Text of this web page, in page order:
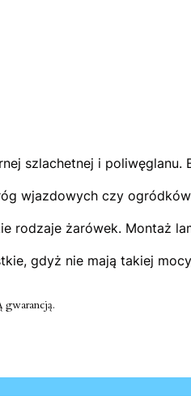
szlachetnej i
wjazdowych czy
żarówek. Montaż
gdyż nie mają takiej
gwarancją.